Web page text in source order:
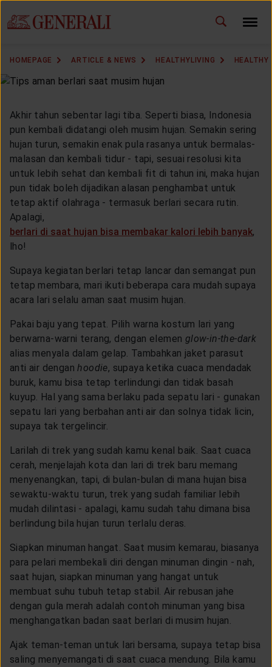
HOMEPAGE ARTICLE & NEWS HEALTHYLIVING HEALTHY
Akhir tahun sebentar lagi tiba. Seperti biasa, Indonesia
pun kembali didatangi oleh musim hujan. Semakin sering
hujan turun, semakin enak pula rasanya untuk bermalas-
malasan dan kembali tidur - tapi, sesuai resolusi kita
untuk lebih sehat dan kembali fit di tahun ini, maka hujan
pun tidak boleh dijadikan alasan penghambat untuk
tetap aktif olahraga - termasuk berlari secara rutin.
Apalagi,
berlari di saat hujan bisa membakar kalori lebih banyak,
lho!
Supaya kegiatan berlari tetap lancar dan semangat pun
tetap membara, mari ikuti beberapa cara mudah supaya
acara lari selalu aman saat musim hujan.
Pakai baju yang tepat. Pilih warna kostum lari yang
berwarna-warni terang, dengan elemen glow-in-the-dark
alias menyala dalam gelap. Tambahkan jaket parasut
anti air denganhoodie, supaya ketika cuaca mendadak
buruk, kamu bisa tetap terlindungi dan tidak basah
kuyup. Hal yang sama berlaku pada sepatu lari - gunakan
sepatu lari yang berbahan anti air dan solnya tidak licin,
supaya tak tergelincir.
Larilah di trek yang sudah kamu kenal baik. Saat cuaca
cerah, menjelajah kota dan lari di trek baru memang
menyenangkan, tapi, di bulan-bulan di mana hujan bisa
sewaktu-waktu turun, trek yang sudah familiar lebih
mudah dilintasi - apalagi, kamu sudah tahu dimana bisa
berlindung bila hujan turun terlalu deras.
Siapkan minuman hangat. Saat musim kemarau, biasanya
para pelari membekali diri dengan minuman dingin - nah,
saat hujan, siapkan minuman yang hangat untuk
membuat suhu tubuh tetap stabil. Air rebusan jahe
dengan gula merah adalah contoh minuman yang bisa
menghangatkan badan saat berlari di musim hujan.
Ajak teman-teman untuk lari bersama, supaya tetap bisa
saling menyemangati di saat cuaca mendung. Bila kamu
CHANGE LANGUAGE ID EN
MARKETING OFFICE
INSURANCE DICTIONARY
OUR SOLUTION
CUSTOMER SERVICE
ARTICLE & NEWS
ABOUT GENERALI
EVENTS